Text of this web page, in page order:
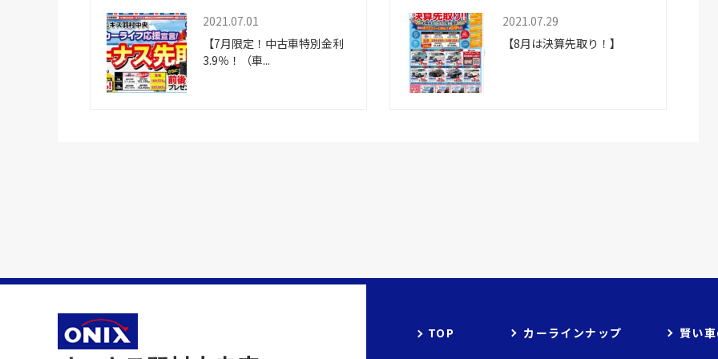
2021.07.01
【7月限定！中古車特別金利
3.9％！（車...
2021.07.29
【8月は決算先取り！】
TOP カーラインナップ 賢い